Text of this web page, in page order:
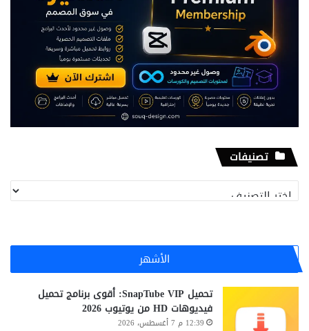
تصنيفات
تصنيفات
الأشهر
تحميل SnapTube VIP: أقوى برنامج تحميل
فيديوهات HD من يوتيوب 2026
12:39 م 7 أغسطس، 2026